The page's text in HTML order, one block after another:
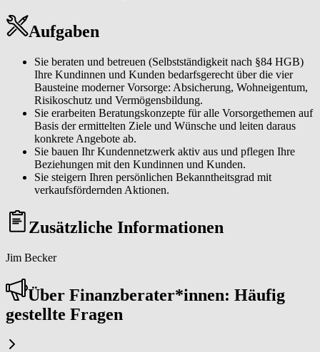
Aufgaben
Sie beraten und betreuen (Selbstständigkeit nach §84 HGB)
Ihre Kundinnen und Kunden bedarfsgerecht über die vier
Bausteine moderner Vorsorge: Absicherung, Wohneigentum,
Risikoschutz und Vermögensbildung.
Sie erarbeiten Beratungskonzepte für alle Vorsorgethemen auf
Basis der ermittelten Ziele und Wünsche und leiten daraus
konkrete Angebote ab.
Sie bauen Ihr Kundennetzwerk aktiv aus und pflegen Ihre
Beziehungen mit den Kundinnen und Kunden.
Sie steigern Ihren persönlichen Bekanntheitsgrad mit
verkaufsfördernden Aktionen.
Zusätzliche Informationen
Jim Becker
Über Fi­nanz­be­ra­ter*in­nen: Häufig
gestellte Fragen